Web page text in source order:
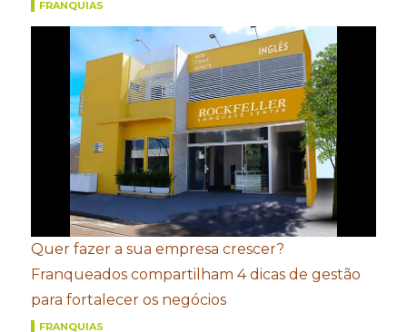
FRANQUIAS
Quer fazer a sua empresa crescer?
Franqueados compartilham 4 dicas de gestão
para fortalecer os negócios
FRANQUIAS